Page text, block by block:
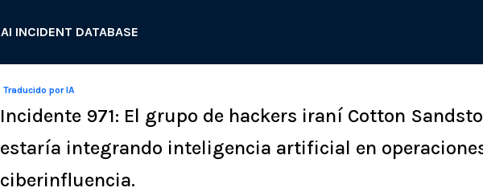
AI INCIDENT DATABASE
Traducido por IA
Incidente 971: El grupo de hackers iraní Cotton
estaría integrando inteligencia artificial en
ciberinfluencia.